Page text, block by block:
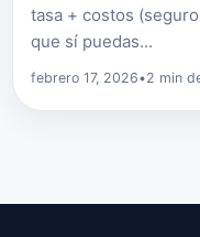
tasa + costos
que sí puedas...
febrero 17, 2026•2 min